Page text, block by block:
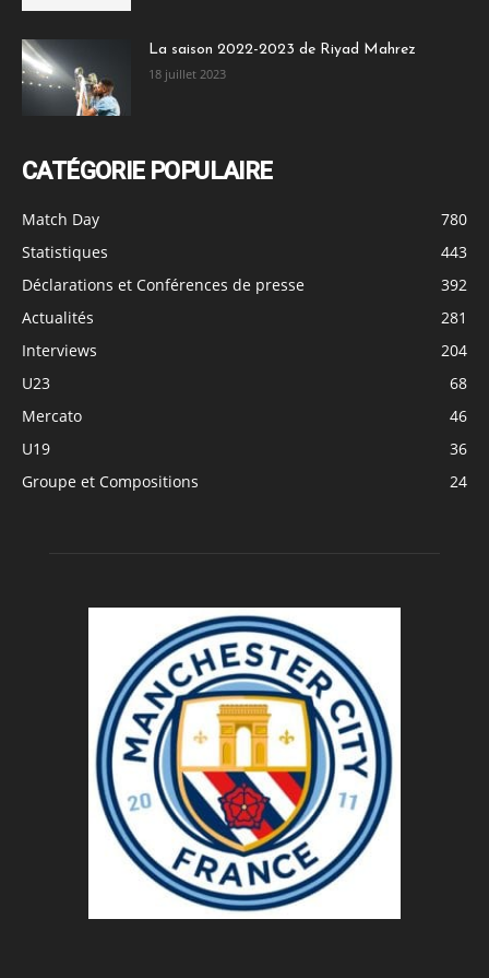
La saison 2022-2023 de Riyad Mahrez
18 juillet 2023
CATÉGORIE POPULAIRE
Match Day
780
Statistiques
443
Déclarations et Conférences de presse
392
Actualités
281
Interviews
204
U23
68
Mercato
46
U19
36
Groupe et Compositions
24